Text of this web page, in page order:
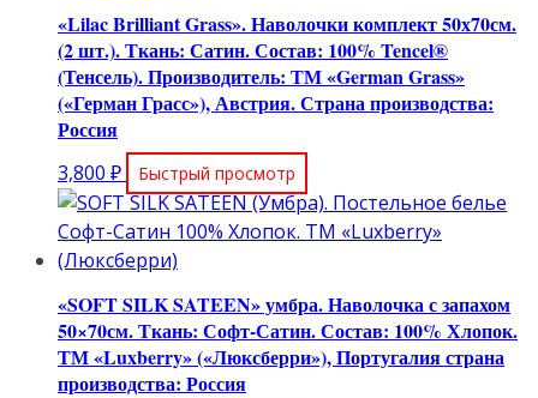
«Lilac Brilliant Grass». Наволочки комплект 50х70см.
(2 шт.). Ткань: Сатин. Состав: 100% Tencel®
(Тенсель). Производитель: ТМ «German Grass»
(«Герман Грасс»), Австрия. Страна производства:
Россия
3,800 ₽ Быстрый просмотр
«SOFT SILK SATEEN» умбра. Наволочка с запахом
50×70см. Ткань: Софт-Сатин. Состав: 100% Хлопок.
ТМ «Luxberry» («Люксберри»), Португалия страна
производства: Россия